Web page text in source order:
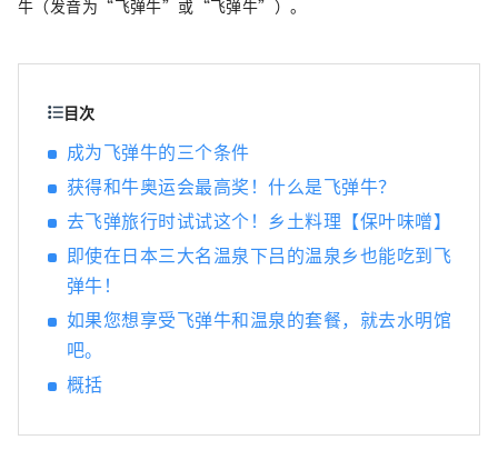
名艺术家的艺术作品。 我们还设有游泳池、健
法式、中式三种选择。 还有可以品尝飞騨名产
来自其他国家的客人也可以感到安全和放松。
请您在老字号日式旅馆【水明馆】的热情款待
中度过一段幸福的时光。
牛（发音为“飞弹牛”或“飞弹牛”）。
目次
成为飞弹牛的三个条件
获得和牛奥运会最高奖！什么是飞弹牛？
去飞弹旅行时试试这个！乡土料理【保叶味噌】
即使在日本三大名温泉下吕的温泉乡也能吃到飞
弹牛！
如果您想享受飞弹牛和温泉的套餐，就去水明馆
吧。
概括